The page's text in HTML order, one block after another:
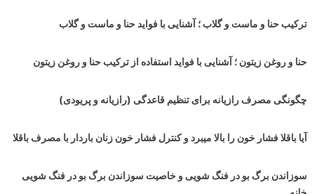
ترکیب حنا و ماست و گلاب ؛ آشنایی با فواید حنا و ماست و گلاب
حنا و روغن زیتون ؛ آشنایی با فواید استفاده از ترکیب حنا و روغن زیتون
چگونگی مصرف رازیانه برای تنظیم قاعدگی (رازیانه و پریودی)
آیا باقلا فشار خون را بالا میبرد و کنترل فشار خون زنان باردار با مصرف باقلا
سوزاندن برگ بو در فنگ شویی و خاصیت سوزاندن برگ بو در فنگ شویی